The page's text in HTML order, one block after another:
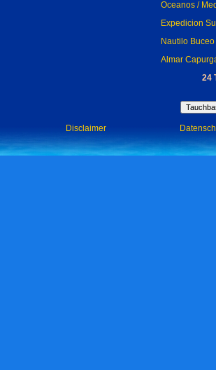
Oceanos /
Expedicion
Nautilo
Almar
24
Disclaimer